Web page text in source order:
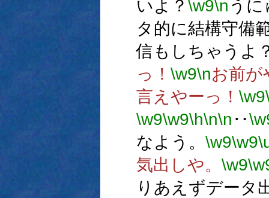
いよ？ \w9\n う
タ的に結構守備
信もしちゃうよ
っ！ \w9\nお前が
言えやーっ！ \w9
\w9\w9\h\n\n ‥
なよう。 \w9\w9
気出しや。 \w9
りあえずデータ